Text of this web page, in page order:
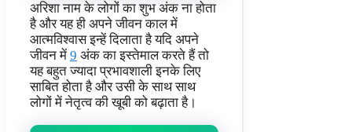
अरिशा नाम के लोगों का शुभ अंक ना होता
है और यह ही अपने जीवन काल में
आत्मविश्वास इन्हें दिलाता है यदि अपने
जीवन में 9 अंक का इस्तेमाल करते हैं तो
यह बहुत ज्यादा प्रभावशाली इनके लिए
साबित होता है और उसी के साथ साथ
लोगों में नेतृत्व की खूबी को बढ़ाता है।